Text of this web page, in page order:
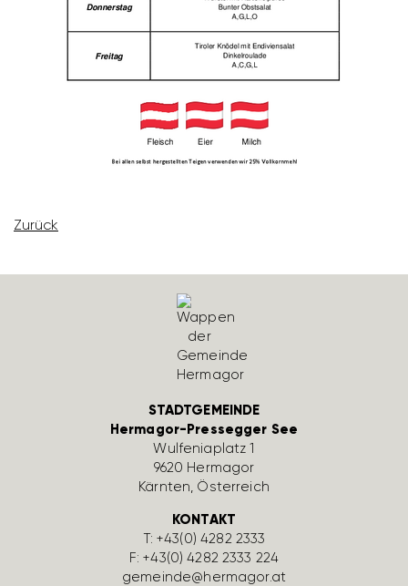
Zurück
STADTGEMEINDE
Hermagor-Pressegger See
Wulfe­nia­platz 1
9620 Hermagor
Kärnten, Öster­reich
KONTAKT
T:+43(0) 4282 2333
F: +43(0) 4282 2333 224
gemeinde@hermagor.at